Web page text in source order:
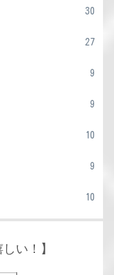
30
27
9
9
10
9
10
い！】